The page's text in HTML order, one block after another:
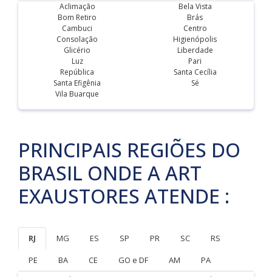
Aclimação
Bela Vista
Bom Retiro
Brás
Cambuci
Centro
Consolação
Higienópolis
Glicério
Liberdade
Luz
Pari
República
Santa Cecília
Santa Efigênia
Sé
Vila Buarque
PRINCIPAIS REGIÕES DO
BRASIL ONDE A ART
EXAUSTORES ATENDE :
RJ MG ES SP PR SC
RS
PE
BA CE GO e DF AM PA